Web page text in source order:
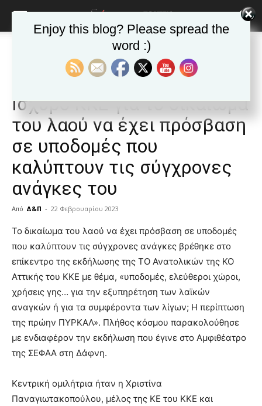
ΕΙΔΗΣΕΙΣ Ελλαδα
Εκδήλωση για την ΠΥΡΚΑΛ:
Ισχυρό ΚΚΕ για το δικαίωμα
του λαού να έχει πρόσβαση
σε υποδομές που
καλύπτουν τις σύγχρονες
ανάγκες του
Από Δ&Π - 22 Φεβρουαρίου 2023
blonde
lesbians
hot
cam
show.desi
xxx
lyons
teaches
you
of
pain.
Το δικαίωμα του λαού να έχει πρόσβαση σε υποδομές
που καλύπτουν τις σύγχρονες ανάγκες βρέθηκε στο
επίκεντρο της εκδήλωσης της ΤΟ Ανατολικών της ΚΟ
Αττικής του ΚΚΕ με θέμα, «υποδομές, ελεύθεροι χώροι,
χρήσεις γης… για την εξυπηρέτηση των λαϊκών
αναγκών ή για τα συμφέροντα των λίγων; Η περίπτωση
της πρώην ΠΥΡΚΑΛ». Πλήθος κόσμου παρακολούθησε
με ενδιαφέρον την εκδήλωση που έγινε στο Αμφιθέατρο
της ΣΕΦΑΑ στη Δάφνη.
Κεντρική ομιλήτρια ήταν η Χριστίνα
Παναγιωτακοπούλου, μέλος της ΚΕ του ΚΚΕ και
Enjoy this blog? Please spread the
word :)